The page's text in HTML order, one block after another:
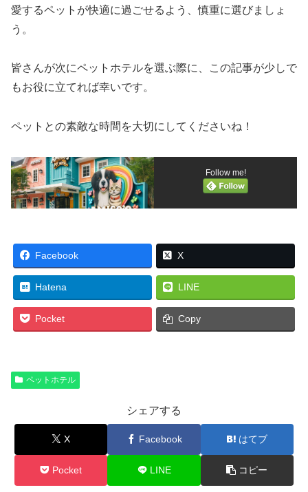
愛するペットが快適に過ごせるよう、慎重に選びましょ
う。
皆さんが次にペットホテルを選ぶ際に、この記事が少しで
もお役に立てれば幸いです。
ペットとの素敵な時間を大切にしてくださいね！
Follow me!
Facebook X
Hatena LINE
Pocket Copy
ペットホテル
シェアする
X Facebook はてブ
Pocket LINE コピー